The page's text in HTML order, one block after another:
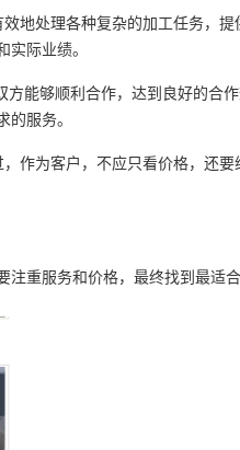
地处理各种复杂的加工任务，提
际业绩。
能够顺利合作，达到良好的合
服务。
作为客户，不应只看价格，还要
重服务和价格，最终找到最适